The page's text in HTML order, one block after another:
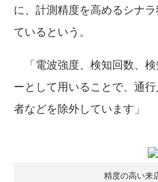
に、計測精度を高めるシナ
ているという。
「電波強度、検知回数、
ーとして用いることで、通
者などを除外しています」
精度の高い来